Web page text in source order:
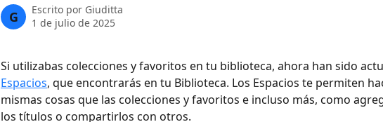
G Escrito por Giuditta
1 de julio de 2025
Si utilizabas colecciones y favoritos en tu biblioteca, ahora han sido
Espacios, que encontrarás en tu Biblioteca. Los Espacios te permiten
mismas cosas que las colecciones y favoritos e incluso más, como
los títulos o compartirlos con otros.